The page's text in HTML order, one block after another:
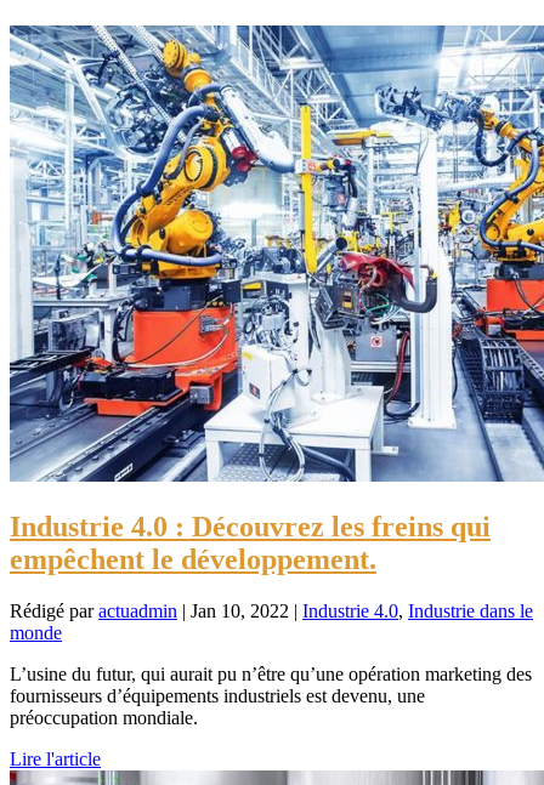
Industrie 4.0 : Découvrez les freins qui
empêchent le développement.
Rédigé paractuadmin | Jan 10, 2022 | Industrie 4.0, Industrie dans le
monde
L’usine du futur, qui aurait pu n’être qu’une opération marketing des
fournisseurs d’équipements industriels est devenu, une
préoccupation mondiale.
Lire l'article